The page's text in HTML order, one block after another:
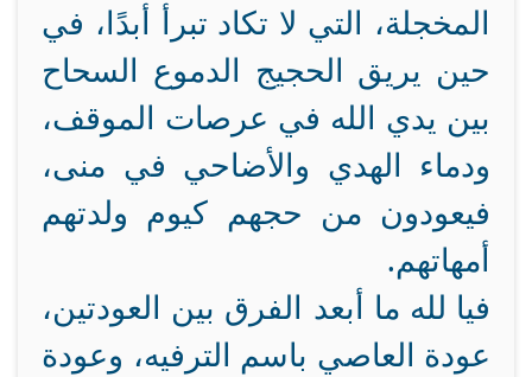
المخجلة، التي لا تكاد تبرأ أبدًا، في
حين يريق الحجيج الدموع السحاح
بين يدي الله في عرصات الموقف،
ودماء الهدي والأضاحي في منى،
فيعودون من حجهم كيوم ولدتهم
أمهاتهم.
فيا لله ما أبعد الفرق بين العودتين،
عودة العاصي باسم الترفيه، وعودة